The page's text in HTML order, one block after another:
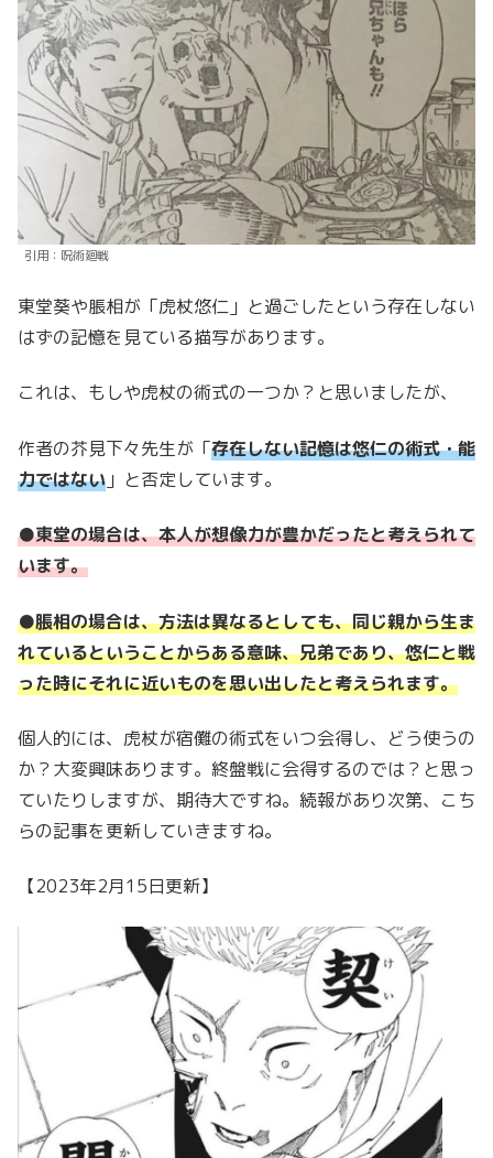
引用：呪術廻戦
東堂葵や脹相が「虎杖悠仁」と過ごしたという存在しない
はずの記憶を見ている描写があります。
これは、もしや虎杖の術式の一つか？と思いましたが、
作者の芥見下々先生が「存在しない記憶は悠仁の術式・能
力ではない 」と否定しています。
●東堂の場合は、本人が想像力が豊かだったと考えられて
います。
●脹相の場合は、方法は異なるとしても、同じ親から生ま
れているということからある意味、兄弟であり、悠仁と戦
った時にそれに近いものを思い出したと考えられます。
個人的には、虎杖が宿儺の術式をいつ会得し、どう使うの
か？大変興味あります。終盤戦に会得するのでは？と思っ
ていたりしますが、期待大ですね。続報があり次第、こち
らの記事を更新していきますね。
【2023年2月15日更新】